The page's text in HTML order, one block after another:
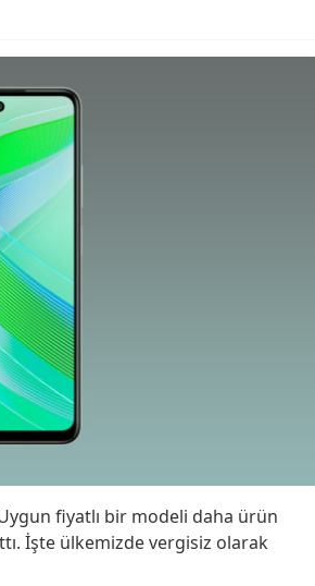
fiyatlı bir modeli daha ürün
İşte ülkemizde vergisiz olarak